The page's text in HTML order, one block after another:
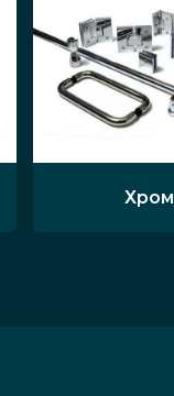
Хром